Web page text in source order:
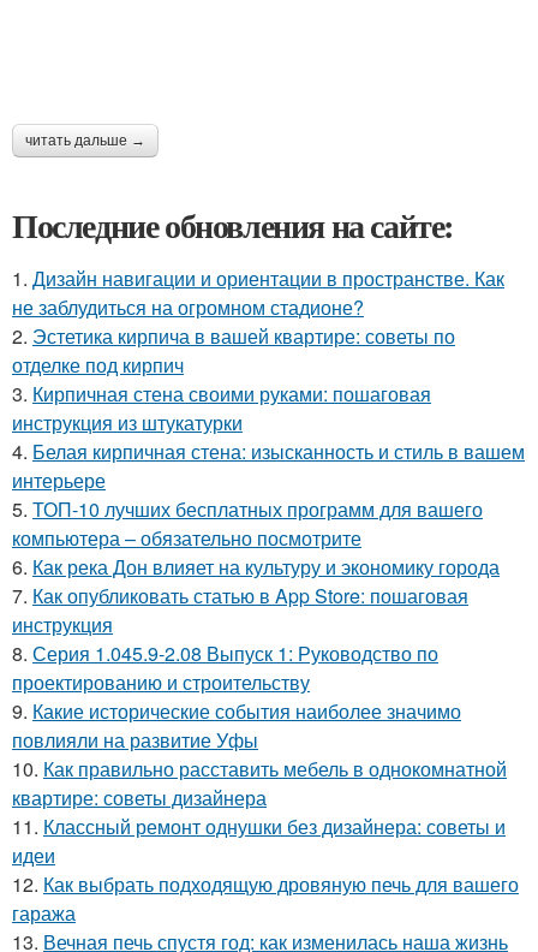
читать дальше →
Последние обновления на сайте:
1. Дизайн навигации и ориентации в пространстве. Как
не заблудиться на огромном стадионе?
2. Эстетика кирпича в вашей квартире: советы по
отделке под кирпич
3. Кирпичная стена своими руками: пошаговая
инструкция из штукатурки
4. Белая кирпичная стена: изысканность и стиль в вашем
интерьере
5. ТОП-10 лучших бесплатных программ для вашего
компьютера – обязательно посмотрите
6. Как река Дон влияет на культуру и экономику города
7. Как опубликовать статью в App Store: пошаговая
инструкция
8. Серия 1.045.9-2.08 Выпуск 1: Руководство по
проектированию и строительству
9. Какие исторические события наиболее значимо
повлияли на развитие Уфы
10. Как правильно расставить мебель в однокомнатной
квартире: советы дизайнера
11. Классный ремонт однушки без дизайнера: советы и
идеи
12. Как выбрать подходящую дровяную печь для вашего
гаража
13. Вечная печь спустя год: как изменилась наша жизнь